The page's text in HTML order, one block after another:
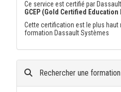
Ce service est certifié par
GCEP (Gold Certified Education
Cette certification est le plus haut
formation Dassault Systèmes
Rechercher une formation